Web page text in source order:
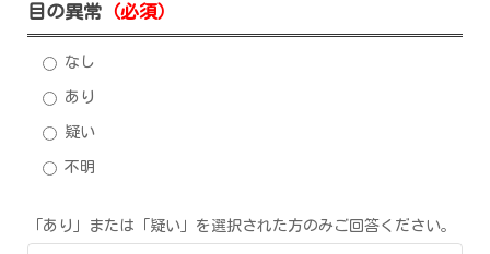
目の異常 （必須）
なし
あり
疑い
不明
「あり」または「疑い」を選択された方のみご回答ください。